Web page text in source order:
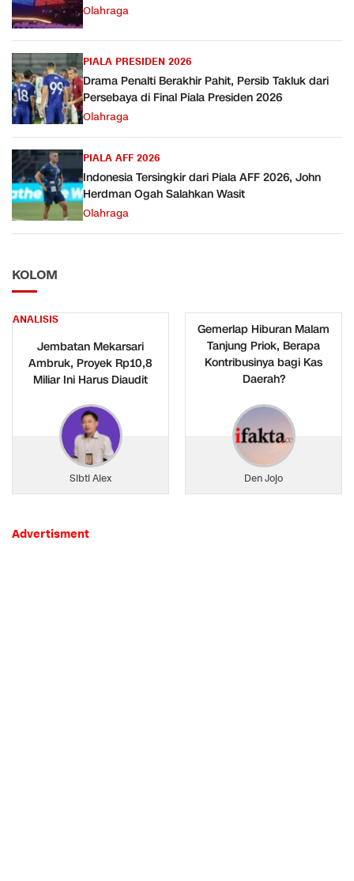
Olahraga
PIALA PRESIDEN 2026
Drama Penalti Berakhir Pahit, Persib Takluk dari
Persebaya di Final Piala Presiden 2026
Olahraga
PIALA AFF 2026
Indonesia Tersingkir dari Piala AFF 2026, John
Herdman Ogah Salahkan Wasit
Olahraga
KOLOM
ANALISIS
Jembatan Mekarsari
Ambruk, Proyek Rp10,8
Miliar Ini Harus Diaudit
Sibti Alex
Gemerlap Hiburan Malam
Tanjung Priok, Berapa
Kontribusinya bagi Kas
Daerah?
Den Jojo
Advertisment